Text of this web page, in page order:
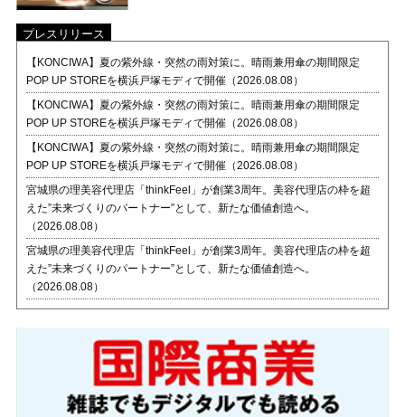
プレスリリース
【KONCIWA】夏の紫外線・突然の雨対策に。晴雨兼用傘の期間限定
POP UP STOREを横浜戸塚モディで開催（2026.08.08）
【KONCIWA】夏の紫外線・突然の雨対策に。晴雨兼用傘の期間限定
POP UP STOREを横浜戸塚モディで開催（2026.08.08）
【KONCIWA】夏の紫外線・突然の雨対策に。晴雨兼用傘の期間限定
POP UP STOREを横浜戸塚モディで開催（2026.08.08）
宮城県の理美容代理店「thinkFeel」が創業3周年。美容代理店の枠を超
えた”未来づくりのパートナー”として、新たな価値創造へ。
（2026.08.08）
宮城県の理美容代理店「thinkFeel」が創業3周年。美容代理店の枠を超
えた”未来づくりのパートナー”として、新たな価値創造へ。
（2026.08.08）